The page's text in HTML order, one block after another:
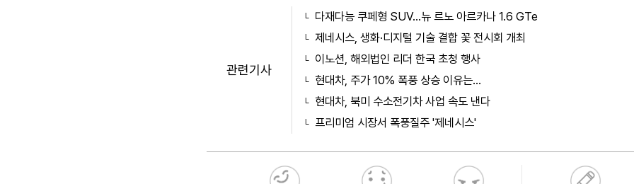
관련기사
다재다능 쿠페형 SUV…뉴 르노 아르카나 1.6 GTe
제네시스, 생화·디지털 기술 결합 꽃 전시회 개최
이노션, 해외법인 리더 한국 초청 행사
현대차, 주가 10% 폭풍 상승 이유는…
현대차, 북미 수소전기차 사업 속도 낸다
프리미엄 시장서 폭풍질주 '제네시스'